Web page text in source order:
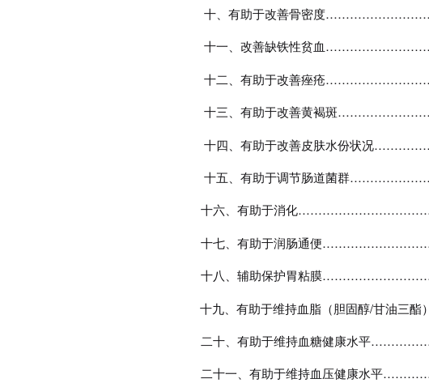
十、有助于改善骨密度
十一、改善缺铁性贫血
十二、有助于改善痤疮
十三、有助于改善黄褐斑
十四、有助于改善皮肤水份状况
十五、有助于调节肠道菌群
十六、有助于消化
十七、有助于润肠通便
十八、辅助保护胃粘膜
十九、有助于维持血脂（胆固醇/甘油三酯
二十、有助于维持血糖健康水平
二十一、有助于维持血压健康水平